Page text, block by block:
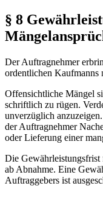
§ 8
Der Auftragnehmer
ordentlichen Kaufmanns
Offensichtliche Mängel
schriftlich zu rügen.
unverzüglich
der Auftragnehmer
oder Lieferung einer
Die
ab Abnahme. Eine
Auftraggebers ist